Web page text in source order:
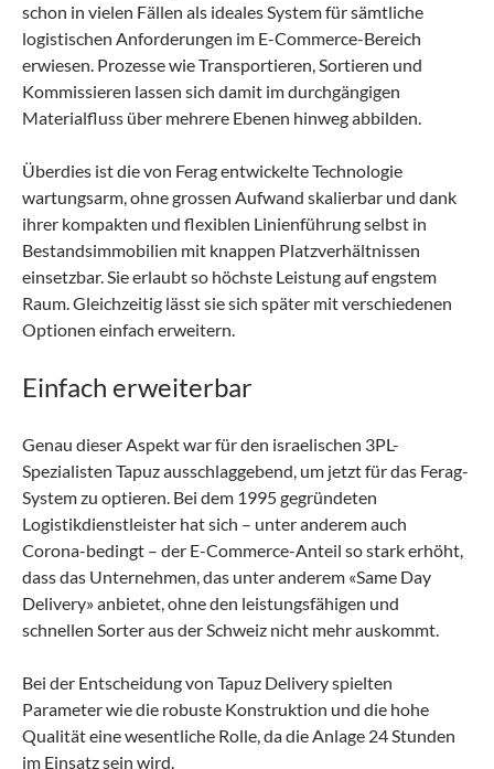
schon in vielen Fällen als ideales System für sämtliche
logistischen Anforderungen im E-Commerce-Bereich
erwiesen. Prozesse wie Transportieren, Sortieren und
Kommissieren lassen sich damit im durchgängigen
Materialfluss über mehrere Ebenen hinweg abbilden.
Überdies ist die von Ferag entwickelte Technologie
wartungsarm, ohne grossen Aufwand skalierbar und dank
ihrer kompakten und flexiblen Linienführung selbst in
Bestandsimmobilien mit knappen Platzverhältnissen
einsetzbar. Sie erlaubt so höchste Leistung auf engstem
Raum. Gleichzeitig lässt sie sich später mit verschiedenen
Optionen einfach erweitern.
Einfach erweiterbar
Genau dieser Aspekt war für den israelischen 3PL-
Spezialisten Tapuz ausschlaggebend, um jetzt für das Ferag-
System zu optieren. Bei dem 1995 gegründeten
Logistikdienstleister hat sich – unter anderem auch
Corona-bedingt – der E-Commerce-Anteil so stark erhöht,
dass das Unternehmen, das unter anderem «Same Day
Delivery» anbietet, ohne den leistungsfähigen und
schnellen Sorter aus der Schweiz nicht mehr auskommt.
Bei der Entscheidung von Tapuz Delivery spielten
Parameter wie die robuste Konstruktion und die hohe
Qualität eine wesentliche Rolle, da die Anlage 24 Stunden
im Einsatz sein wird.